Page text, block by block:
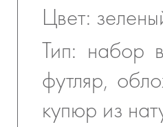
Цвет:
Тип: набор
футляр,
купюр из